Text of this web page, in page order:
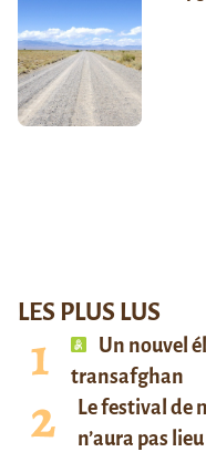
LES PLUS LUS
Un nouvel
transafghan
Le festival de
n’aura pas